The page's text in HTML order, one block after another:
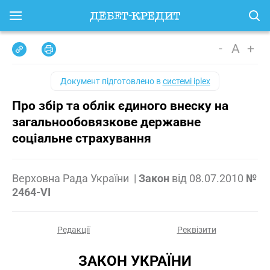
- A +
Документ підготовлено всистемі iplex
Про збір та облік єдиного внеску на
загальнообовязкове державне
соціальне страхування
Верховна Рада України | Закон від 08.07.2010 №
2464-VI
Редакції Реквізити
ЗАКОН УКРАЇНИ